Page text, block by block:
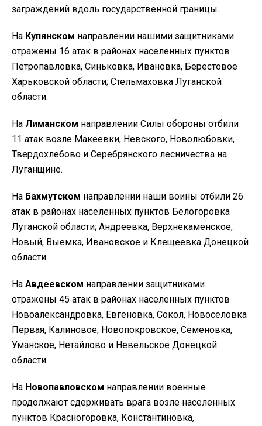
заграждений вдоль государственной границы.
На Купянском направлении нашими защитниками
отражены 16 атак в районах населенных пунктов
Петропавловка, Синьковка, Ивановка, Берестовое
Харьковской области; Стельмаховка Луганской
области.
На Лиманском направлении Силы обороны отбили
11 атак возле Макеевки, Невского, Новолюбовки,
Твердохлебово и Серебрянского лесничества на
Луганщине.
На Бахмутском направлении наши воины отбили 26
атак в районах населенных пунктов Белогоровка
Луганской области; Андреевка, Верхнекаменское,
Новый, Выемка, Ивановское и Клещеевка Донецкой
области.
На Авдеевском направлении защитниками
отражены 45 атак в районах населенных пунктов
Новоалександровка, Евгеновка, Сокол, Новоселовка
Первая, Калиновое, Новопокровское, Семеновка,
Уманское, Нетайлово и Невельское Донецкой
области.
На Новопавловском направлении военные
продолжают сдерживать врага возле населенных
пунктов Красногоровка, Константиновка,